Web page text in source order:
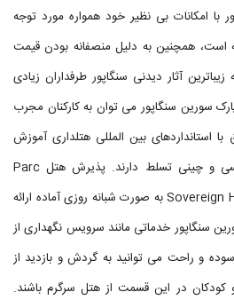
با امکانات بی نظیر خود همواره مورد توجه
است، همچنین به دلیل منصفانه بودن قیمت
آثار دیدنی سنگاپور طرفداران زیادی
سورین سنگاپور می توان به کارکنان مجرب
با استانداردهای بین المللی هتلداری آموزش
دیده‌ اند و به زبان‌ های انگلیسی و چینی تسلط دارند. پذیرش هتل Parc
Sovereign Hotel Singapore - Albert St به صورت شبانه روزی آماده ارائه
سنگاپور خدماتی مانند سرویس نگهداری از
و راحت می توانید به گردش و بازدید از
کودکان در این قسمت از هتل سرگرم باشند.